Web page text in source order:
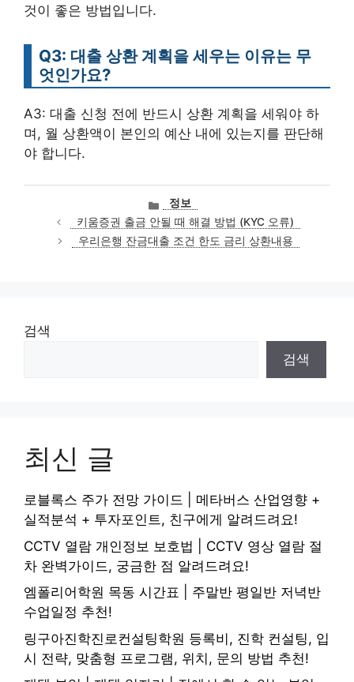
것이 좋은 방법입니다.
Q3: 대출 상환 계획을 세우는 이유는 무
엇인가요?
A3: 대출 신청 전에 반드시 상환 계획을 세워야 하
며, 월 상환액이 본인의 예산 내에 있는지를 판단해
야 합니다.
카
테
고
리
정보
키움증권 출금 안될 때 해결 방법 (KYC 오류)
우리은행 잔금대출 조건 한도 금리 상환내용
검색
검색
최신 글
로블록스 주가 전망 가이드 | 메타버스 산업영향 +
실적분석 + 투자포인트, 친구에게 알려드려요!
CCTV 열람 개인정보 보호법 | CCTV 영상 열람 절
차 완벽가이드, 궁금한 점 알려드려요!
엠폴리어학원 목동 시간표 | 주말반 평일반 저녁반
수업일정 추천!
링구아진학진로컨설팅학원 등록비, 진학 컨설팅, 입
시 전략, 맞춤형 프로그램, 위치, 문의 방법 추천!